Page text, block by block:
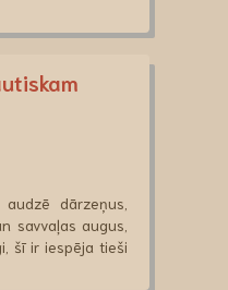
dārzeņus,
savvaļas augus,
šī ir iespēja tieši